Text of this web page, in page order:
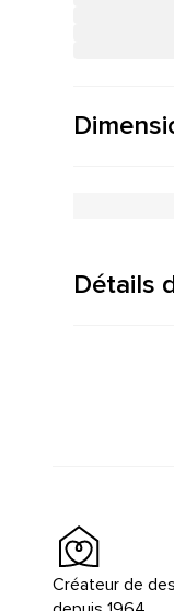
Détails
Créateur de